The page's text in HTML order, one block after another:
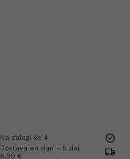
Na zalogi še 4
Dostava en dan - 5 dni
6,50 €